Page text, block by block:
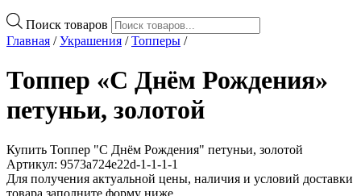
Поиск товаров
Главная /Украшения /Топперы /
Топпер «С Днём Рождения»
петуньи, золотой
Купить Топпер "С Днём Рождения" петуньи, золотой
Артикул: 9573a724e22d-1-1-1-1
Для получения актуальной цены, наличия и условий доставки
товара заполните форму ниже